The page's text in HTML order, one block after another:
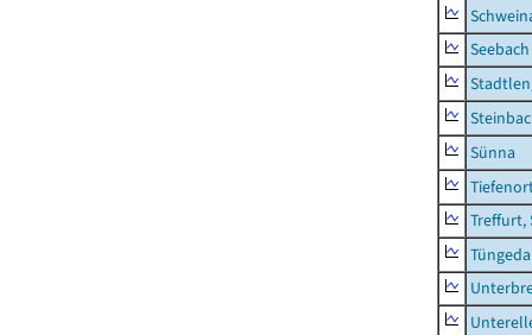
Seebach
Sünna
Treffurt,
Tüngeda